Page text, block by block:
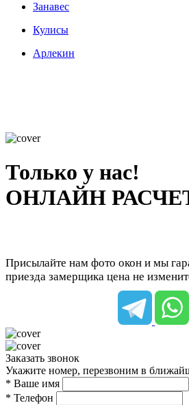
Занавес
Кулисы
Арлекин
Только у нас!
ОНЛАЙН
Присылайте нам фото окон и мы
приезда замерщика цена не
Заказать звонок
Укажите номер, перезвоним в
* Ваше имя
* Телефон